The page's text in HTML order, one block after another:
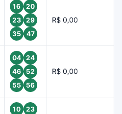
16
20
23
29
35
47
R$ 0,00
04
24
46
52
55
56
R$ 0,00
10
23